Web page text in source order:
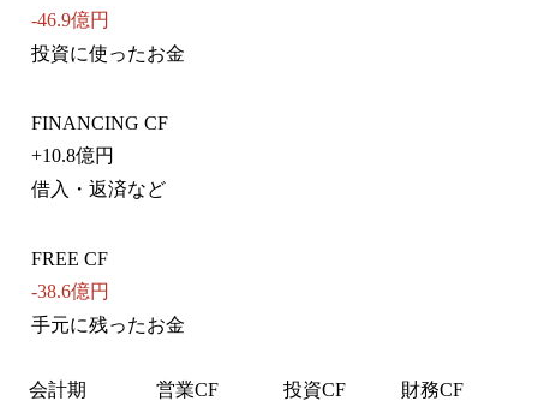
-46.9億円
投資に使ったお金
FINANCING CF
+10.8億円
借入・返済など
FREE CF
-38.6億円
手元に残ったお金
会計期 営業CF 投資CF 財務CF